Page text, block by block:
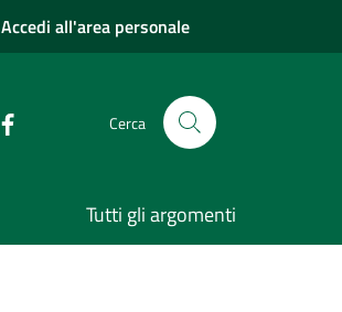
Accedi all'area personale
Cerca
Tutti gli argomenti